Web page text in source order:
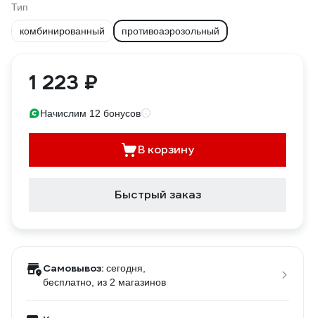
Тип
комбинированный противоаэрозольный
1 223 ₽
Начислим 12 бонусов
В корзину
Быстрый заказ
Самовывоз: сегодня,
бесплатно , из 2 магазинов